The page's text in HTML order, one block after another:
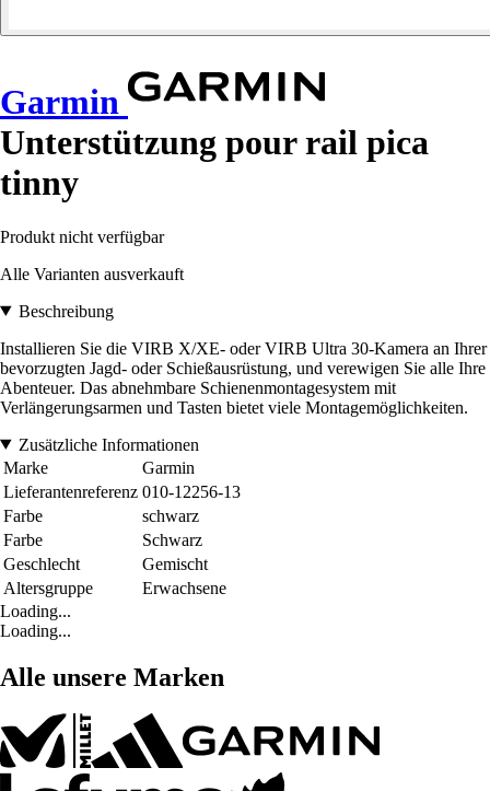
Garmin
Unterstützung pour rail pica
tinny
Produkt nicht verfügbar
Alle Varianten ausverkauft
Beschreibung
Installieren Sie die VIRB X/XE- oder VIRB Ultra 30-Kamera an Ihrer
bevorzugten Jagd- oder Schießausrüstung, und verewigen Sie alle Ihre
Abenteuer. Das abnehmbare Schienenmontagesystem mit
Verlängerungsarmen und Tasten bietet viele Montagemöglichkeiten.
Zusätzliche Informationen
Marke
Garmin
Lieferantenreferenz 010-12256-13
Farbe
schwarz
Farbe
Schwarz
Geschlecht
Gemischt
Altersgruppe
Erwachsene
Loading...
Loading...
Alle unsere Marken